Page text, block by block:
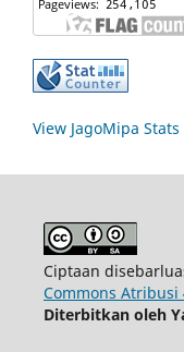
View JagoMipa Stats
Ciptaan
Commons
Diterbitkan oleh